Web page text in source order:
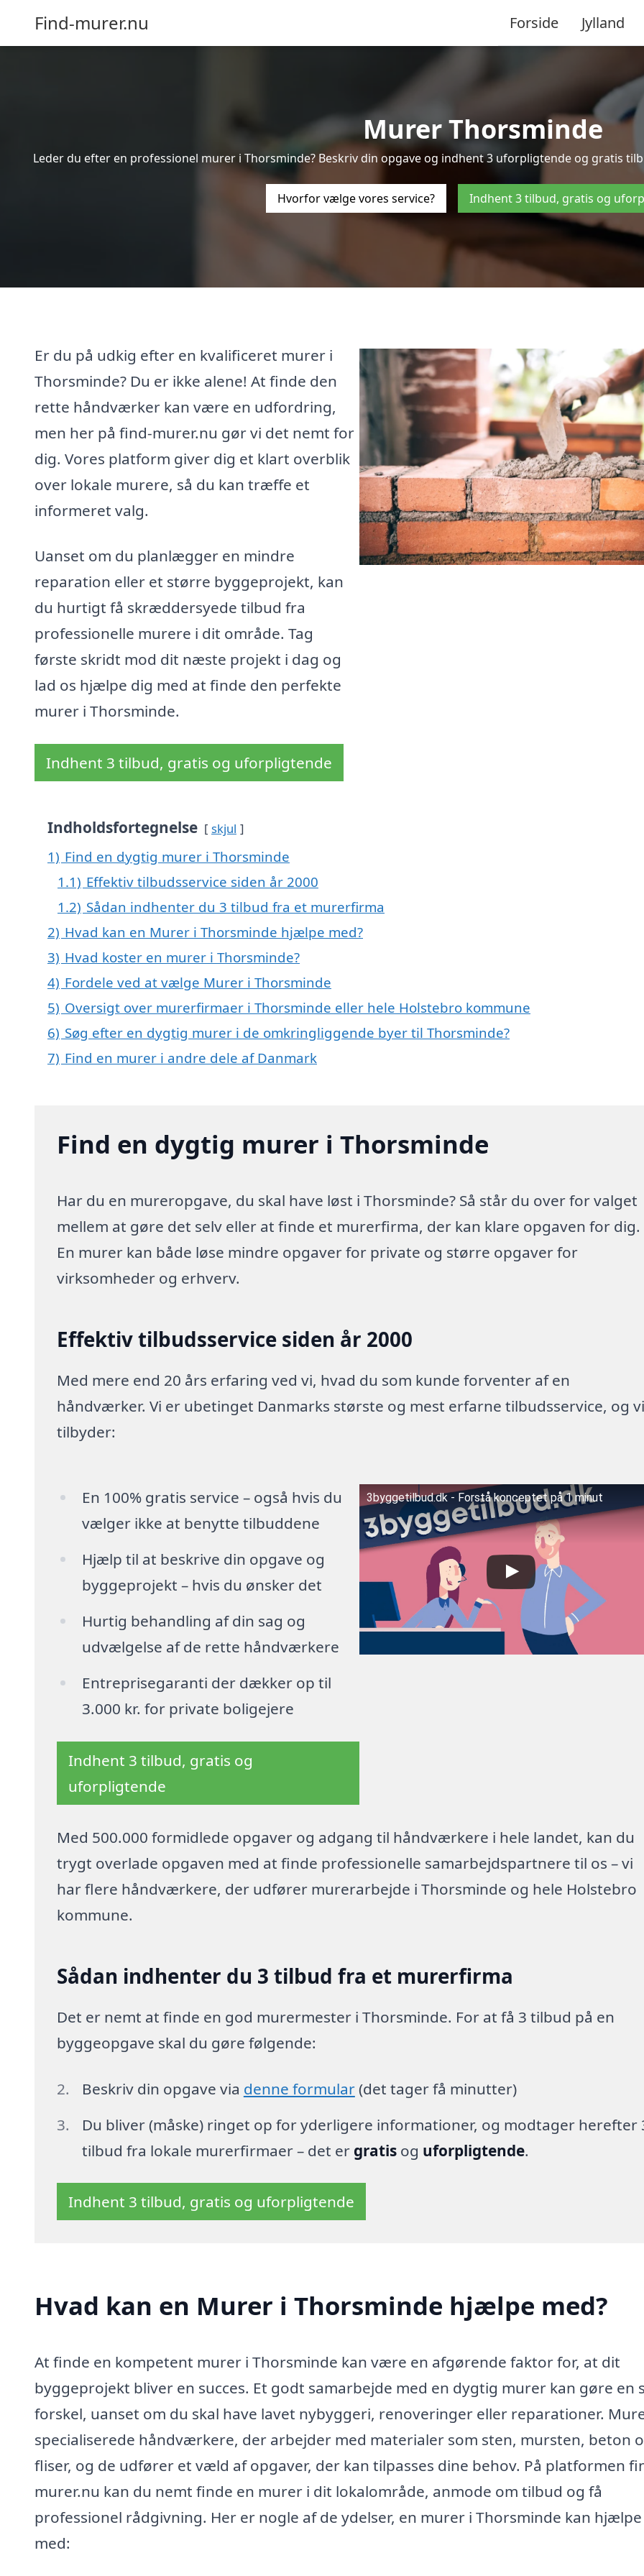
Find-murer.nu Forside Jylland
Murer Thorsminde
Leder du efter en professionel murer i Thorsminde? Beskriv din opgave og indhent 3 uforpligtende og gratis
Hvorfor vælge vores service? Indhent 3 tilbud, gratis og
Er du på udkig efter en kvalificeret murer i
Thorsminde? Du er ikke alene! At finde den
rette håndværker kan være en udfordring,
men her på find-murer.nu gør vi det nemt for
dig. Vores platform giver dig et klart overblik
over lokale murere, så du kan træffe et
informeret valg.
Uanset om du planlægger en mindre
reparation eller et større byggeprojekt, kan
du hurtigt få skræddersyede tilbud fra
professionelle murere i dit område. Tag
første skridt mod dit næste projekt i dag og
lad os hjælpe dig med at finde den perfekte
murer i Thorsminde.
Indhent 3 tilbud, gratis og uforpligtende
Indholdsfortegnelse skjul
1) Find en dygtig murer i Thorsminde
1.1) Effektiv tilbudsservice siden år 2000
1.2) Sådan indhenter du 3 tilbud fra et murerfirma
2) Hvad kan en Murer i Thorsminde hjælpe med?
3) Hvad koster en murer i Thorsminde?
4) Fordele ved at vælge Murer i Thorsminde
5) Oversigt over murerfirmaer i Thorsminde eller hele Holstebro kommune
6) Søg efter en dygtig murer i de omkringliggende byer til Thorsminde?
7) Find en murer i andre dele af Danmark
Find en dygtig murer i Thorsminde
Har du en mureropgave, du skal have løst i Thorsminde? Så står du over for valget
mellem at gøre det selv eller at finde et murerfirma, der kan klare opgaven for dig.
En murer kan både løse mindre opgaver for private og større opgaver for
virksomheder og erhverv.
Effektiv tilbudsservice siden år 2000
Med mere end 20 års erfaring ved vi, hvad du som kunde forventer af en
håndværker. Vi er ubetinget Danmarks største og mest erfarne tilbudsservice, og
tilbyder:
En 100% gratis service – også hvis du
vælger ikke at benytte tilbuddene
Hjælp til at beskrive din opgave og
byggeprojekt – hvis du ønsker det
Hurtig behandling af din sag og
udvælgelse af de rette håndværkere
Entreprisegaranti der dækker op til
3.000 kr. for private boligejere
Indhent 3 tilbud, gratis og
uforpligtende
3byggetilbud.dk - Forstå konceptet på 1 minut
Med 500.000 formidlede opgaver og adgang til håndværkere i hele landet, kan du
trygt overlade opgaven med at finde professionelle samarbejdspartnere til os – vi
har flere håndværkere, der udfører murerarbejde i Thorsminde og hele Holstebro
kommune.
Sådan indhenter du 3 tilbud fra et murerfirma
Det er nemt at finde en god murermester i Thorsminde. For at få 3 tilbud på en
byggeopgave skal du gøre følgende:
Beskriv din opgave via denne formular(det tager få minutter)
Du bliver (måske) ringet op for yderligere informationer, og modtager herefter
tilbud fra lokale murerfirmaer – det er gratisog uforpligtende.
Indhent 3 tilbud, gratis og uforpligtende
Hvad kan en Murer i Thorsminde hjælpe med?
At finde en kompetent murer i Thorsminde kan være en afgørende faktor for, at dit
byggeprojekt bliver en succes. Et godt samarbejde med en dygtig murer kan gøre en
forskel, uanset om du skal have lavet nybyggeri, renoveringer eller reparationer.
specialiserede håndværkere, der arbejder med materialer som sten, mursten, beton
fliser, og de udfører et væld af opgaver, der kan tilpasses dine behov. På platformen
murer.nu kan du nemt finde en murer i dit lokalområde, anmode om tilbud og få
professionel rådgivning. Her er nogle af de ydelser, en murer i Thorsminde kan
med: